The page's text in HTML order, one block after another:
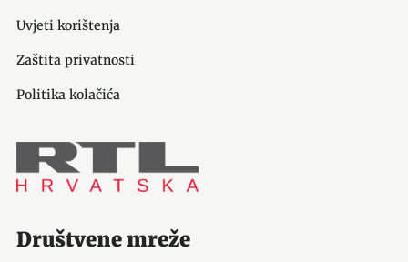
Uvjeti korištenja
Zaštita privatnosti
Politika kolačića
Društvene mreže